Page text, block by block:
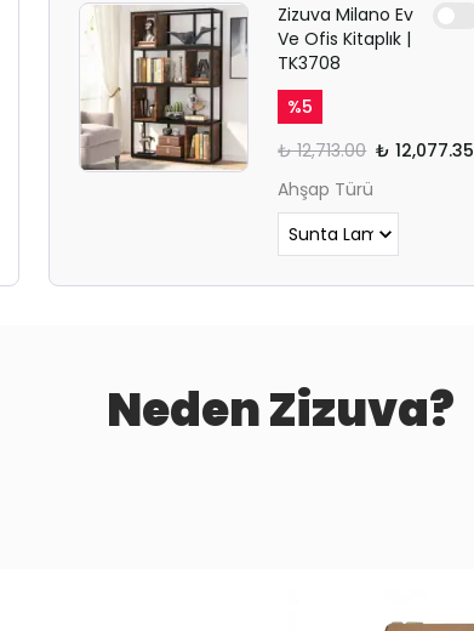
Zizuva Milano Ev
Ve Ofis Kitaplık |
TK3708
%5
₺ 12,713.00 ₺ 12,077.35
Ahşap Türü
Neden Zizuva?